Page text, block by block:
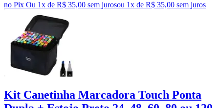
no Pix Ou 1x de R$ 35,00 sem jurosou 1x de R$ 35,00 sem juros
Kit Canetinha Marcadora Touch Ponta